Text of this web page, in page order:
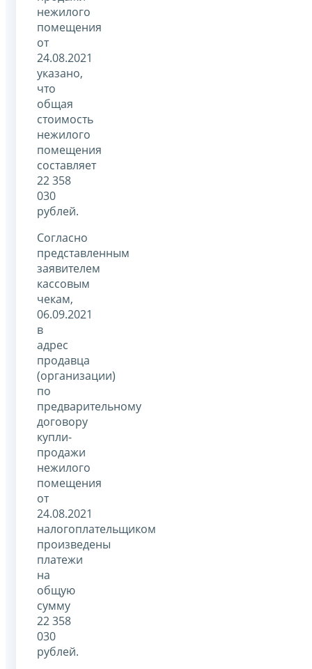
нежилого
помещения
от
24.08.2021
указано,
что
общая
стоимость
нежилого
помещения
составляет
22 358
030
рублей.
Согласно
представленным
заявителем
кассовым
чекам,
06.09.2021
в
адрес
продавца
(организации)
по
предварительному
договору
купли-
продажи
нежилого
помещения
от
24.08.2021
налогоплательщиком
произведены
платежи
на
общую
сумму
22 358
030
рублей.